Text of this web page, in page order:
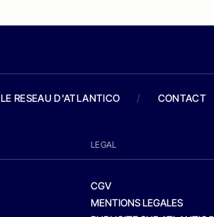
LE RESEAU D'ATLANTICO / CONTACT
LEGAL
CGV
MENTIONS LEGALES